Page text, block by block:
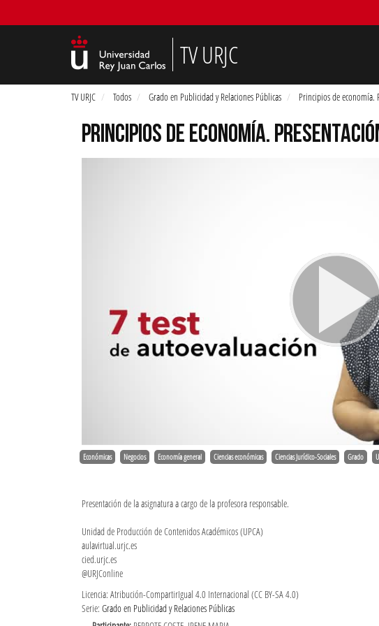
TV URJC
TV URJC Todos Grado en Publicidad y Relaciones Públicas Principios de economía.
PRINCIPIOS DE ECONOMÍA.
Económicas Negocios Economía general Ciencias económicas Ciencias Jurídico-Sociales Grado
Presentación de la asignatura a cargo de la profesora responsable.
Unidad de Producción de Contenidos Académicos (UPCA)
aulavirtual.urjc.es
cied.urjc.es
@URJConline
Licencia: Atribución-CompartirIgual 4.0 Internacional (CC BY-SA 4.0)
Serie: Grado en Publicidad y Relaciones Públicas